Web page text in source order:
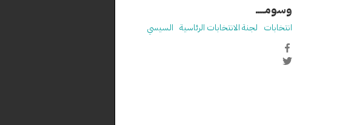
وسومـــــ
انتخابات لجنة الانتخابات الرئاسية السيسي